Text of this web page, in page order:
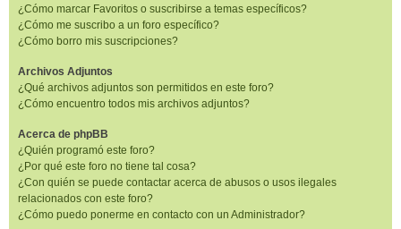
¿Cómo marcar Favoritos o suscribirse a temas específicos?
¿Cómo me suscribo a un foro específico?
¿Cómo borro mis suscripciones?
Archivos Adjuntos
¿Qué archivos adjuntos son permitidos en este foro?
¿Cómo encuentro todos mis archivos adjuntos?
Acerca de phpBB
¿Quién programó este foro?
¿Por qué este foro no tiene tal cosa?
¿Con quién se puede contactar acerca de abusos o usos ilegales
relacionados con este foro?
¿Cómo puedo ponerme en contacto con un Administrador?